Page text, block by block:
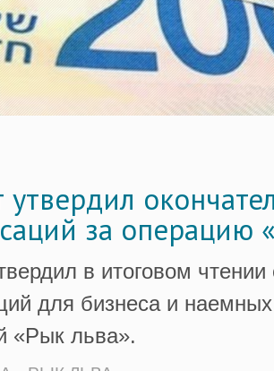
утвердил
за операцию
в итоговом
для бизнеса и
«Рык льва».